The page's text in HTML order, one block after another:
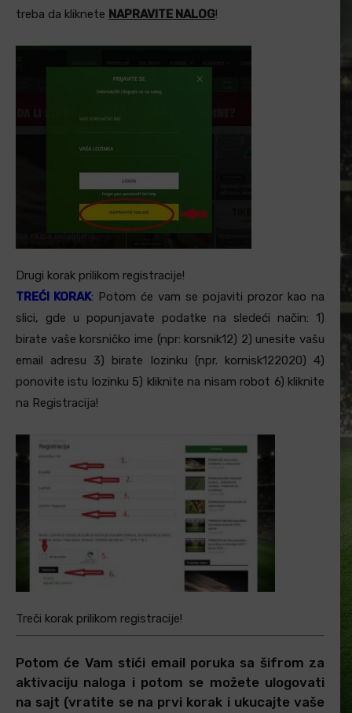
treba da kliknete NAPRAVITE NALOG!
Drugi korak prilikom registracije!
TREĆI KORAK: Potom će vam se pojaviti prozor kao na
slici, gde u popunjavate podatke na sledeći način: 1)
birate vaše korsničko ime (npr: korsnik12) 2) unesite vašu
email adresu 3) birate lozinku (npr. kornisk122020) 4)
ponovite istu lozinku 5) kliknite na nisam robot 6) kliknite
na Registracija!
Treči korak prilikom registracije!
Potom će Vam stići email poruka sa šifrom za
aktivaciju naloga i potom se možete ulogovati
na sajt (vratite se na prvi korak i ukucajte vaše